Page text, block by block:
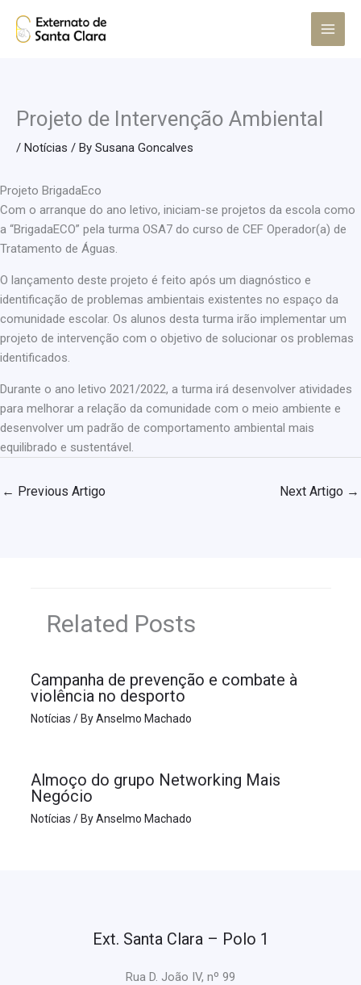
content
Main
Menu
Projeto de Intervenção Ambiental
/ Notícias / By Susana Goncalves
Projeto BrigadaEco
Com o arranque do ano letivo, iniciam-se projetos da escola como
a “BrigadaECO” pela turma OSA7 do curso de CEF Operador(a) de
Tratamento de Águas.
O lançamento deste projeto é feito após um diagnóstico e
identificação de problemas ambientais existentes no espaço da
comunidade escolar. Os alunos desta turma irão implementar um
projeto de intervenção com o objetivo de solucionar os problemas
identificados.
Durante o ano letivo 2021/2022, a turma irá desenvolver atividades
para melhorar a relação da comunidade com o meio ambiente e
desenvolver um padrão de comportamento ambiental mais
equilibrado e sustentável.
← Previous Artigo Next Artigo →
Related Posts
Campanha de prevenção e combate à
violência no desporto
Notícias / ByAnselmo Machado
Almoço do grupo Networking Mais
Negócio
Notícias / ByAnselmo Machado
Ext. Santa Clara – Polo 1
Rua D. João IV, nº 99